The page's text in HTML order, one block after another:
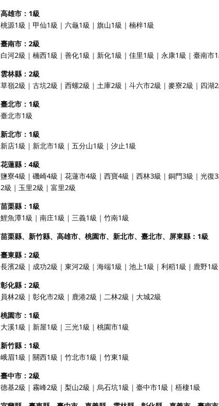
高雄市：1級
桃源1級｜甲仙1級｜六龜1級｜旗山1級｜楠梓1級
臺南市：2級
白河2級｜楠西1級｜善化1級｜新化1級｜佳里1級｜永康1級｜臺南市
雲林縣：2級
草嶺2級｜古坑2級｜西螺2級｜土庫2級｜斗六市2級｜麥寮2級｜四湖
臺北市：1級
臺北市1級
新北市：1級
新店1級｜新北市1級｜五分山1級｜汐止1級
花蓮縣：4級
鹽寮4級｜磯崎4級｜花蓮市4級｜西寶4級｜西林3級｜銅門3級｜光
2級｜玉里2級｜富里2級
苗栗縣：1級
鯉魚潭1級｜南庄1級｜三義1級｜竹南1級
苗栗縣、新竹縣、高雄市、桃園市、新北市、臺北市、屏東縣：1級
臺東縣：2級
長濱2級｜成功2級｜東河2級｜海端1級｜池上1級｜利稻1級｜鹿野1
彰化縣：2級
員林2級｜彰化市2級｜鹿港2級｜二林2級｜大城2級
桃園市：1級
大溪1級｜新屋1級｜三光1級｜桃園市1級
新竹縣：1級
峨眉1級｜關西1級｜竹北市1級｜竹東1級
臺中市：2級
德基2級｜霧峰2級｜梨山2級｜烏石坑1級｜臺中市1級｜梧棲1級